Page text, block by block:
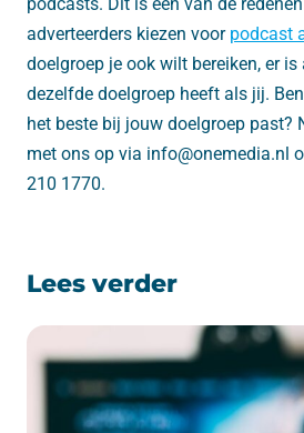
adverteerders kiezen voor podcast
doelgroep je ook wilt bereiken, er
dezelfde doelgroep heeft als jij.
het beste bij jouw doelgroep past?
met ons op via info@onemedia.nl
210 1770.
Lees verder